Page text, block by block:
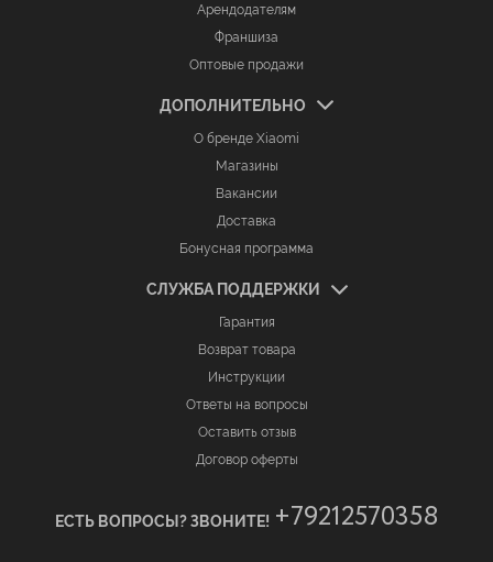
Арендодателям
Франшиза
Оптовые продажи
ДОПОЛНИТЕЛЬНО
О бренде Xiaomi
Магазины
Вакансии
Доставка
Бонусная программа
СЛУЖБА ПОДДЕРЖКИ
Гарантия
Возврат товара
Инструкции
Ответы на вопросы
Оставить отзыв
Договор оферты
ЕСТЬ ВОПРОСЫ? ЗВОНИТЕ! +79212570358